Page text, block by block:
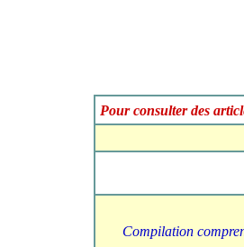
Pour consulter des
Compilation